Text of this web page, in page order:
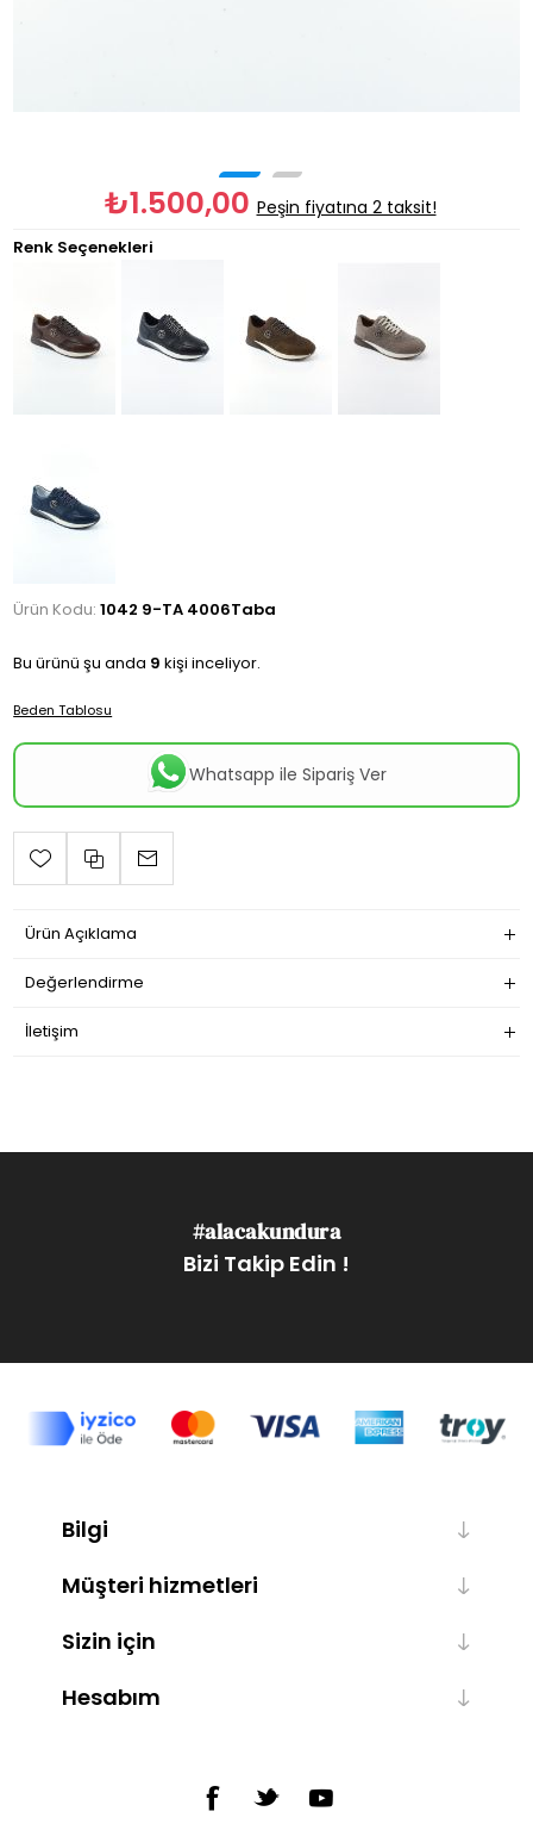
₺1.500,00 Peşin fiyatına 2 taksit!
Renk Seçenekleri
Ürün Kodu: 1042 9-TA 4006Taba
Bu ürünü şu anda 9 kişi inceliyor.
Beden Tablosu
Whatsapp ile Sipariş Ver
Ürün Açıklama
Değerlendirme
İletişim
#alacakundura
Bizi Takip Edin !
Bilgi
Müşteri hizmetleri
Sizin için
Hesabım